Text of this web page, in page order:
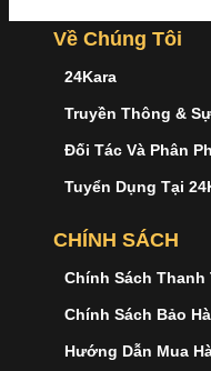
Về Chúng Tôi
24Kara
Truyền Thông &
Đối Tác Và Phân
Tuyển Dụng Tại
CHÍNH SÁCH
Chính Sách Thanh
Chính Sách Bảo
Hướng Dẫn Mua